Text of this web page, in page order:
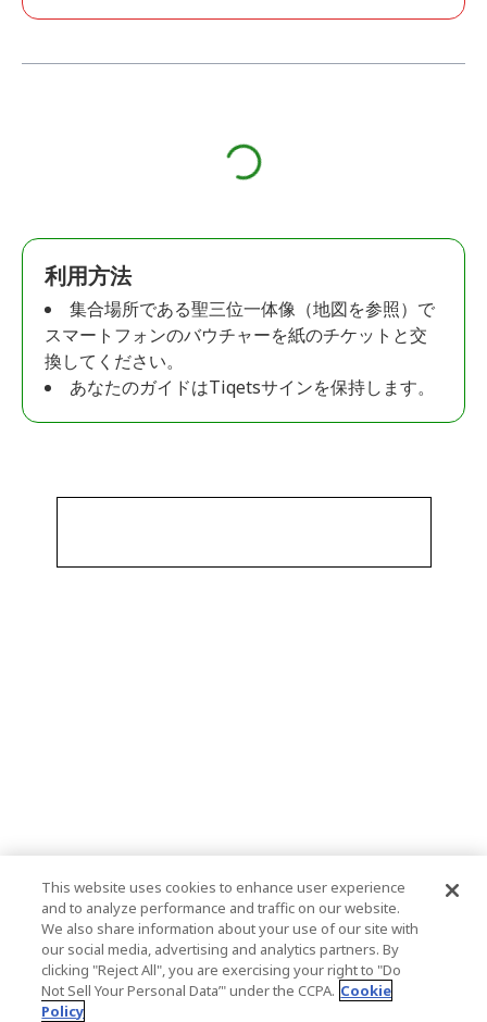
利用方法
集合場所である聖三位一体像（地図を参照）で
スマートフォンのバウチャーを紙のチケットと交
換してください。
あなたのガイドはTiqetsサインを保持します。
This website uses cookies to enhance user experience
and to analyze performance and traffic on our website.
We also share information about your use of our site with
our social media, advertising and analytics partners. By
clicking "Reject All", you are exercising your right to "Do
Not Sell Your Personal Data’" under the CCPA. Cookie
Policy